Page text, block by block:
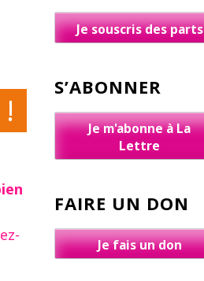
Je souscris des parts
S’ABONNER
Je m'abonne à La
Lettre
FAIRE UN DON
Je fais un don